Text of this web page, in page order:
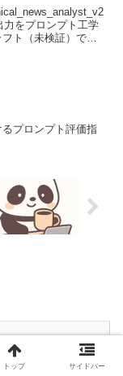
力をプロンプト工学
ト（未検証）で
プロンプト評価指
トップ サイドバー